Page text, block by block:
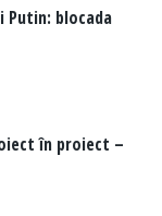
Putin: blocada
în proiect –